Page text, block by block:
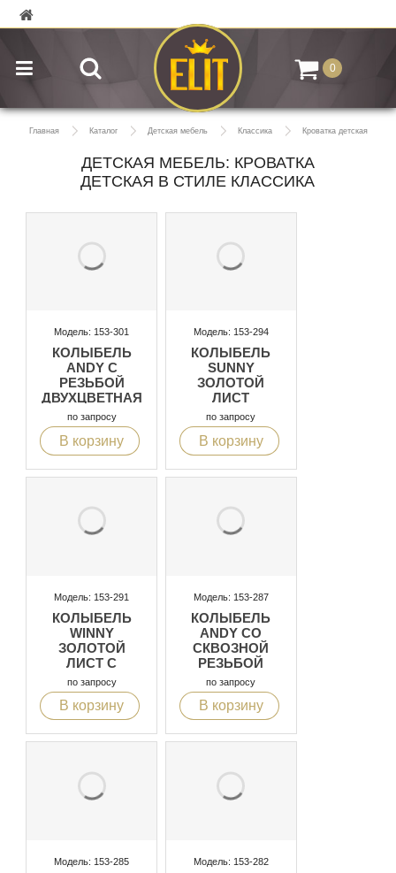
0
Главная Каталог Детская мебель Классика Кроватка детская
ДЕТСКАЯ МЕБЕЛЬ: КРОВАТКА
ДЕТСКАЯ В СТИЛЕ КЛАССИКА
Модель: 153-301
КОЛЫБЕЛЬ
ANDY С
РЕЗЬБОЙ
ДВУХЦВЕТНАЯ
по запросу
В корзину
Модель: 153-294
КОЛЫБЕЛЬ
SUNNY
ЗОЛОТОЙ
ЛИСТ
ДВУХЦВЕТНАЯ
по запросу
В корзину
Модель: 153-291
КОЛЫБЕЛЬ
WINNY
ЗОЛОТОЙ
ЛИСТ С
КОРЗИНОЙ
по запросу
В корзину
Модель: 153-287
КОЛЫБЕЛЬ
ANDY СО
СКВОЗНОЙ
РЕЗЬБОЙ
по запросу
В корзину
Модель: 153-285 Модель: 153-282